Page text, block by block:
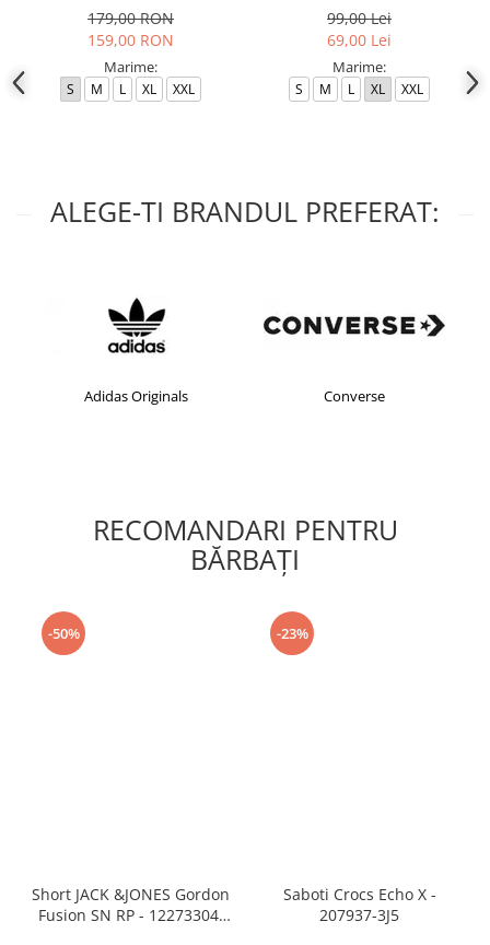
179,00 RON
159,00 RON
Marime:
S M L XL XXL
99,00 Lei
69,00 Lei
Marime:
S M L XL XXL
ALEGE-TI BRANDUL PREFERAT:
Adidas Originals Converse
RECOMANDARI PENTRU
BĂRBAŢI
-50%
Short JACK &JONES Gordon
Fusion SN RP - 12273304-
-23%
Saboti Crocs Echo X -
207937-3J5